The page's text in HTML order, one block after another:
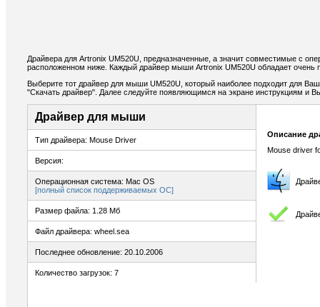
Драйвера для Artronix UM520U, предназначенные, а значит совместимые с
расположенном ниже. Каждый драйвер мыши Artronix UM520U обладает очень
Выберите тот драйвер для мыши UM520U, который наиболее подходит для
"Скачать драйвер". Далее следуйте появляющимся на экране инструкциям и
Драйвер для мыши
Тип драйвера: Mouse Driver
Версия:
Операционная система: Mac OS
[полный список поддерживаемых ОС]
Размер файла: 1.28 Мб
Файл драйвера: wheel.sea
Последнее обновление: 20.10.2006
Количество загрузок: 7
Описание
Mouse driver